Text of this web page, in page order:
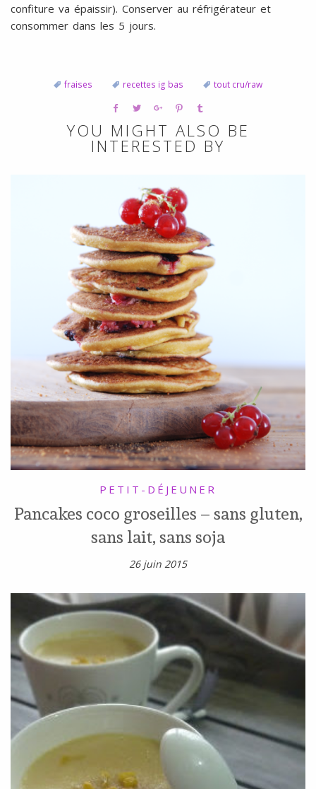
confiture va épaissir). Conserver au réfrigérateur et
consommer dans les 5 jours.
fraises recettes ig bas tout cru/raw
YOU MIGHT ALSO BE
INTERESTED BY
PETIT-DÉJEUNER
Pancakes coco groseilles – sans gluten,
sans lait, sans soja
26 juin 2015